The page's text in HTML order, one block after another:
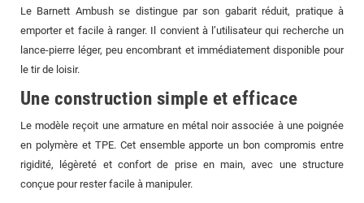
Le Barnett Ambush se distingue par son gabarit réduit, pratique à
emporter et facile à ranger. Il convient à l’utilisateur qui recherche un
lance-pierre léger, peu encombrant et immédiatement disponible pour
le tir de loisir.
Une construction simple et efficace
Le modèle reçoit une armature en métal noir associée à une poignée
en polymère et TPE. Cet ensemble apporte un bon compromis entre
rigidité, légèreté et confort de prise en main, avec une structure
conçue pour rester facile à manipuler.